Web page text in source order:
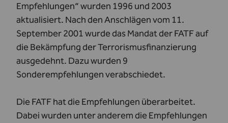
Empfehlungen“ wurden 1996 und 2003
aktualisiert. Nach den Anschlägen vom 11.
September 2001 wurde das Mandat der FATF auf
die Bekämpfung der Terrorismusfinanzierung
ausgedehnt. Dazu wurden 9
Sonderempfehlungen verabschiedet.
Die FATF hat die Empfehlungen überarbeitet.
Dabei wurden unter anderem die Empfehlungen